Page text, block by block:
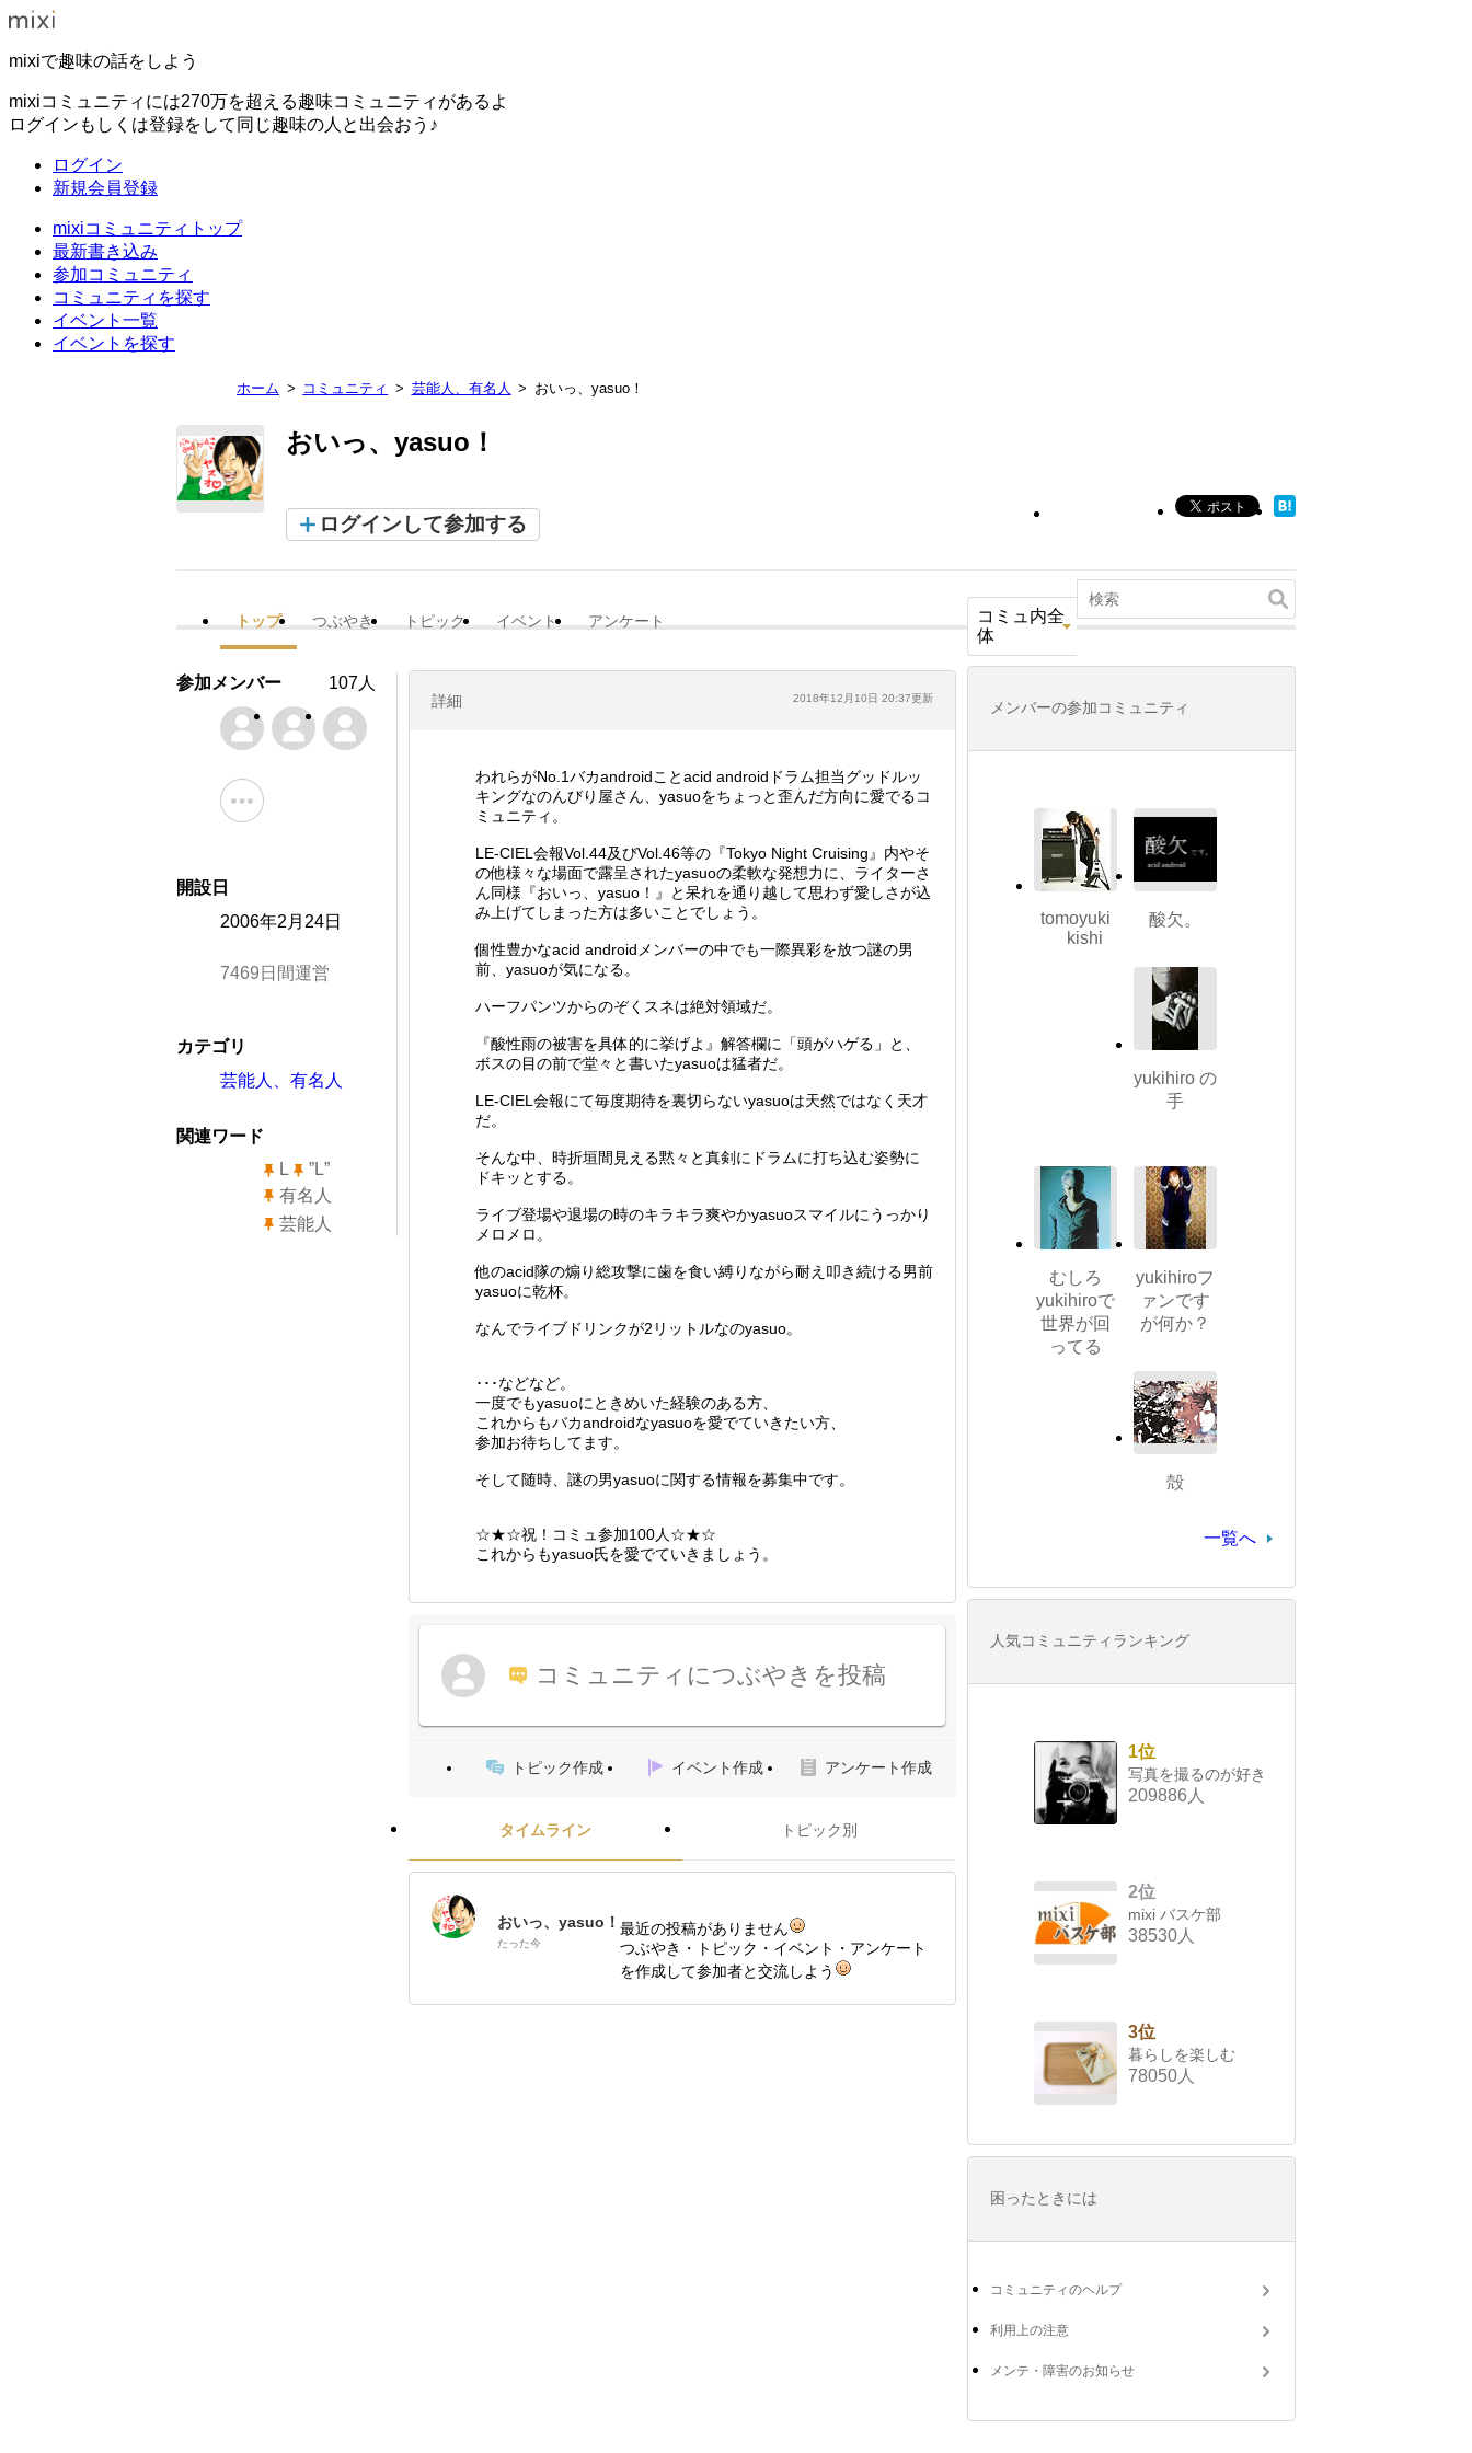
mixiで趣味の話をしよう
mixiコミュニティには270万を超える趣味コミュニティがあるよ
ログインもしくは登録をして同じ趣味の人と出会おう♪
ログイン
新規会員登録
mixiコミュニティトップ
最新書き込み
参加コミュニティ
コミュニティを探す
イベント一覧
イベントを探す
ホーム コミュニティ 芸能人、有名人 おいっ、yasuo！
おいっ、yasuo！
ログインして参加する
トップ つぶやき トピック イベント アンケート
コミュ内全
体
詳細 2018年12月10日 20:37更新
われらがNo.1バカandroidことacid androidドラム担当グッドルッ
キングなのんびり屋さん、yasuoをちょっと歪んだ方向に愛でるコ
ミュニティ。
LE-CIEL会報Vol.44及びVol.46等の『Tokyo Night Cruising』内やそ
の他様々な場面で露呈されたyasuoの柔軟な発想力に、ライターさ
ん同様『おいっ、yasuo！』と呆れを通り越して思わず愛しさが込
み上げてしまった方は多いことでしょう。
個性豊かなacid androidメンバーの中でも一際異彩を放つ謎の男
前、yasuoが気になる。
ハーフパンツからのぞくスネは絶対領域だ。
『酸性雨の被害を具体的に挙げよ』解答欄に「頭がハゲる」と、
ボスの目の前で堂々と書いたyasuoは猛者だ。
LE-CIEL会報にて毎度期待を裏切らないyasuoは天然ではなく天才
だ。
そんな中、時折垣間見える黙々と真剣にドラムに打ち込む姿勢に
ドキッとする。
ライブ登場や退場の時のキラキラ爽やかyasuoスマイルにうっかり
メロメロ。
他のacid隊の煽り総攻撃に歯を食い縛りながら耐え叩き続ける男前
yasuoに乾杯。
なんでライブドリンクが2リットルなのyasuo。
･･･などなど。
一度でもyasuoにときめいた経験のある方、
これからもバカandroidなyasuoを愛でていきたい方、
参加お待ちしてます。
そして随時、謎の男yasuoに関する情報を募集中です。
☆★☆祝！コミュ参加100人☆★☆
これからもyasuo氏を愛でていきましょう。
コミュニティにつぶやきを投稿
トピック作成 イベント作成 アンケート作成
タイムライン トピック別
おいっ、yasuo！
たった今
最近の投稿がありません
つぶやき・トピック・イベント・アンケート
を作成して参加者と交流しよう
参加メンバー 107人
開設日
2006年2月24日
7469日間運営
カテゴリ
芸能人、有名人
関連ワード
L
”L”
有名人
芸能人
メンバーの参加コミュニティ
tomoyuki
kishi
酸欠。
yukihiro の
手
むしろ
yukihiroで
世界が回
ってる
yukihiroフ
ァンです
が何か？
殻
一覧へ
人気コミュニティランキング
1位
写真を撮るのが好き
209886人
2位
mixi バスケ部
38530人
3位
暮らしを楽しむ
78050人
困ったときには
コミュニティのヘルプ
利用上の注意
メンテ・障害のお知らせ